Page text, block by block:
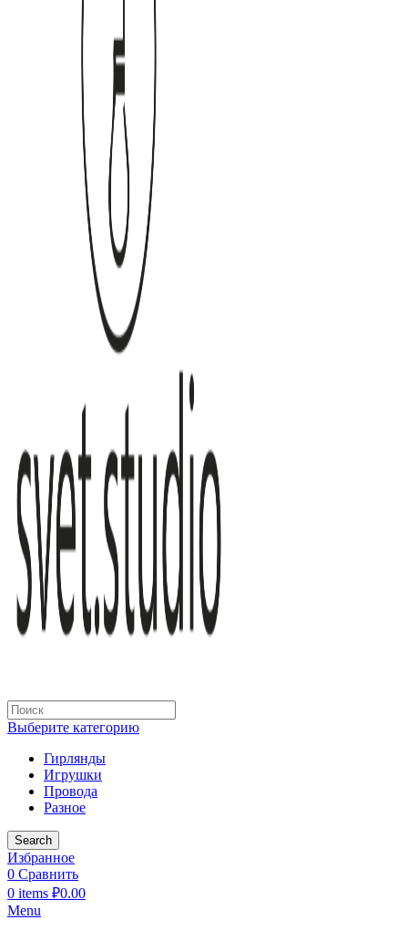
Выберите категорию
Гирлянды
Игрушки
Провода
Разное
Search
Избранное
0 Сравнить
0 items ₽0.00
Menu